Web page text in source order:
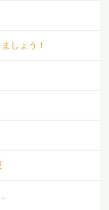
しょう！